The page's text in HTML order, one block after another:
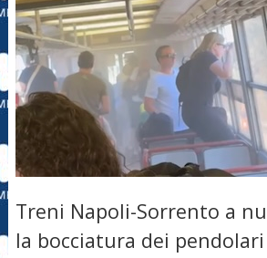
Treni Napoli-Sorrento a
la bocciatura dei pendolari